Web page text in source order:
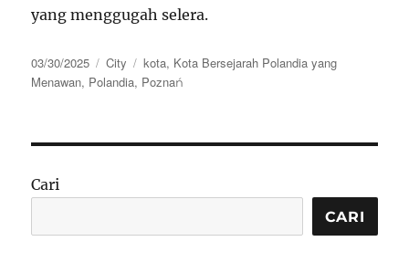
yang menggugah selera.
Posted
on
03/30/2025 Categories
City Tags
kota, Kota Bersejarah Polandia yang
Menawan, Polandia, Poznań
Cari
CARI